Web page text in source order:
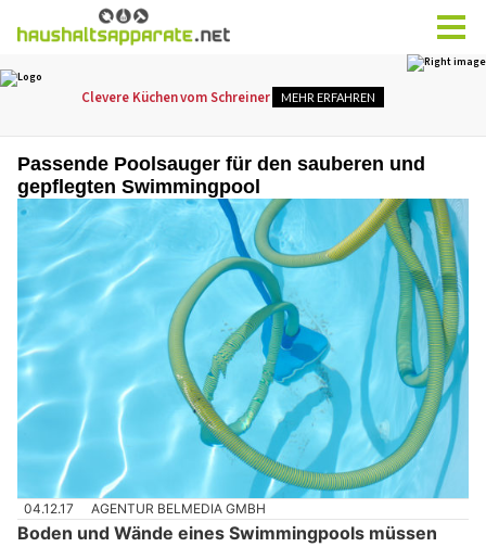
Passende Poolsauger für den sauberen und
gepflegten Swimmingpool
04.12.17 AGENTUR BELMEDIA GMBH
Boden und Wände eines Swimmingpools müssen